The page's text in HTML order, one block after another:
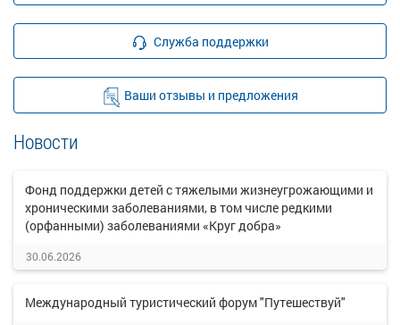
Служба поддержки
Ваши отзывы и предложения
Новости
Фонд поддержки детей с тяжелыми жизнеугрожающими и
хроническими заболеваниями, в том числе редкими
(орфанными) заболеваниями «Круг добра»
30.06.2026
Международный туристический форум "Путешествуй"